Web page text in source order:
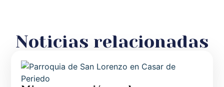
Noticias relacionadas